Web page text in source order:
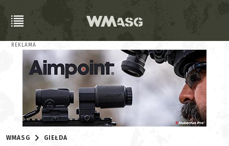
REKLAMA
WMASG GIEŁDA